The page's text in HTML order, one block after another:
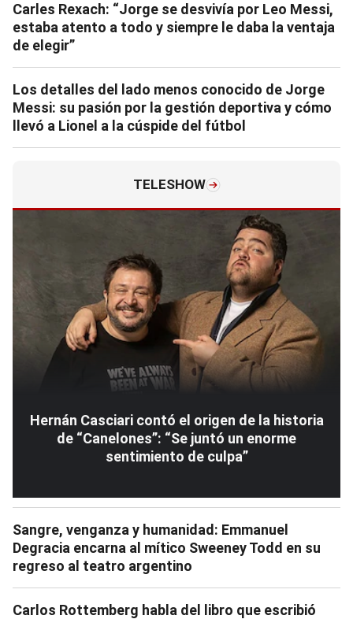
Carles Rexach: “Jorge se desvivía por Leo Messi,
estaba atento a todo y siempre le daba la ventaja
de elegir”
Los detalles del lado menos conocido de Jorge
Messi: su pasión por la gestión deportiva y cómo
llevó a Lionel a la cúspide del fútbol
TELESHOW
Hernán Casciari contó el origen de la historia
de “Canelones”: “Se juntó un enorme
sentimiento de culpa”
Sangre, venganza y humanidad: Emmanuel
Degracia encarna al mítico Sweeney Todd en su
regreso al teatro argentino
Carlos Rottemberg habla del libro que escribió